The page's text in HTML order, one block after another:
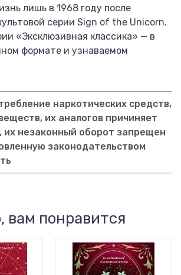
лишь в 1968 году после
серии Sign of the Unicorn.
«Эксклюзивная классика» — в
формате и узнаваемом
наркотических средств,
их аналогов причиняет
их незаконный оборот запрещен
законодательством
вам понравится